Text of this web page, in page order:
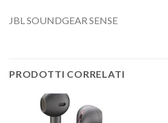
JBL SOUNDGEAR SENSE
PRODOTTI CORRELATI